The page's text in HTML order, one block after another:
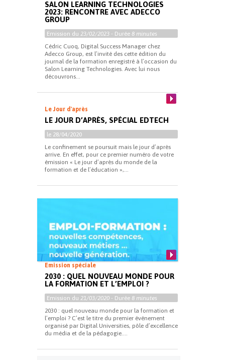
SALON LEARNING TECHNOLOGIES
2023: RENCONTRE AVEC ADECCO
GROUP
Emission du 23/02/2023 - Durée 8 minutes
Cédric Cuoq, Digital Success Manager chez
Adecco Group, est l’invité des cette édition du
journal de la formation enregistré à l’occasion du
Salon Learning Technologies. Avec lui nous
découvrons...
Le Jour d'après
LE JOUR D’APRÈS, SPÉCIAL EDTECH
le 28/04/2020
Le confinement se poursuit mais le jour d’après
arrive. En effet, pour ce premier numéro de votre
émission « Le jour d’après du monde de la
formation et de l’éducation »,...
Emission spéciale
2030 : QUEL NOUVEAU MONDE POUR
LA FORMATION ET L’EMPLOI ?
Emission du 21/03/2020 - Durée 8 minutes
2030 : quel nouveau monde pour la formation et
l’emploi ? C’est le titre du premier événement
organisé par Digital Universities, pôle d’excellence
du média et de la pédagogie....